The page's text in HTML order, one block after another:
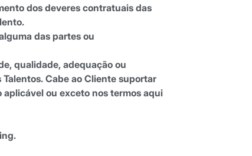
dos deveres contratuais das
das partes ou
qualidade, adequação ou
Cabe ao Cliente suportar
ou exceto nos termos aqui